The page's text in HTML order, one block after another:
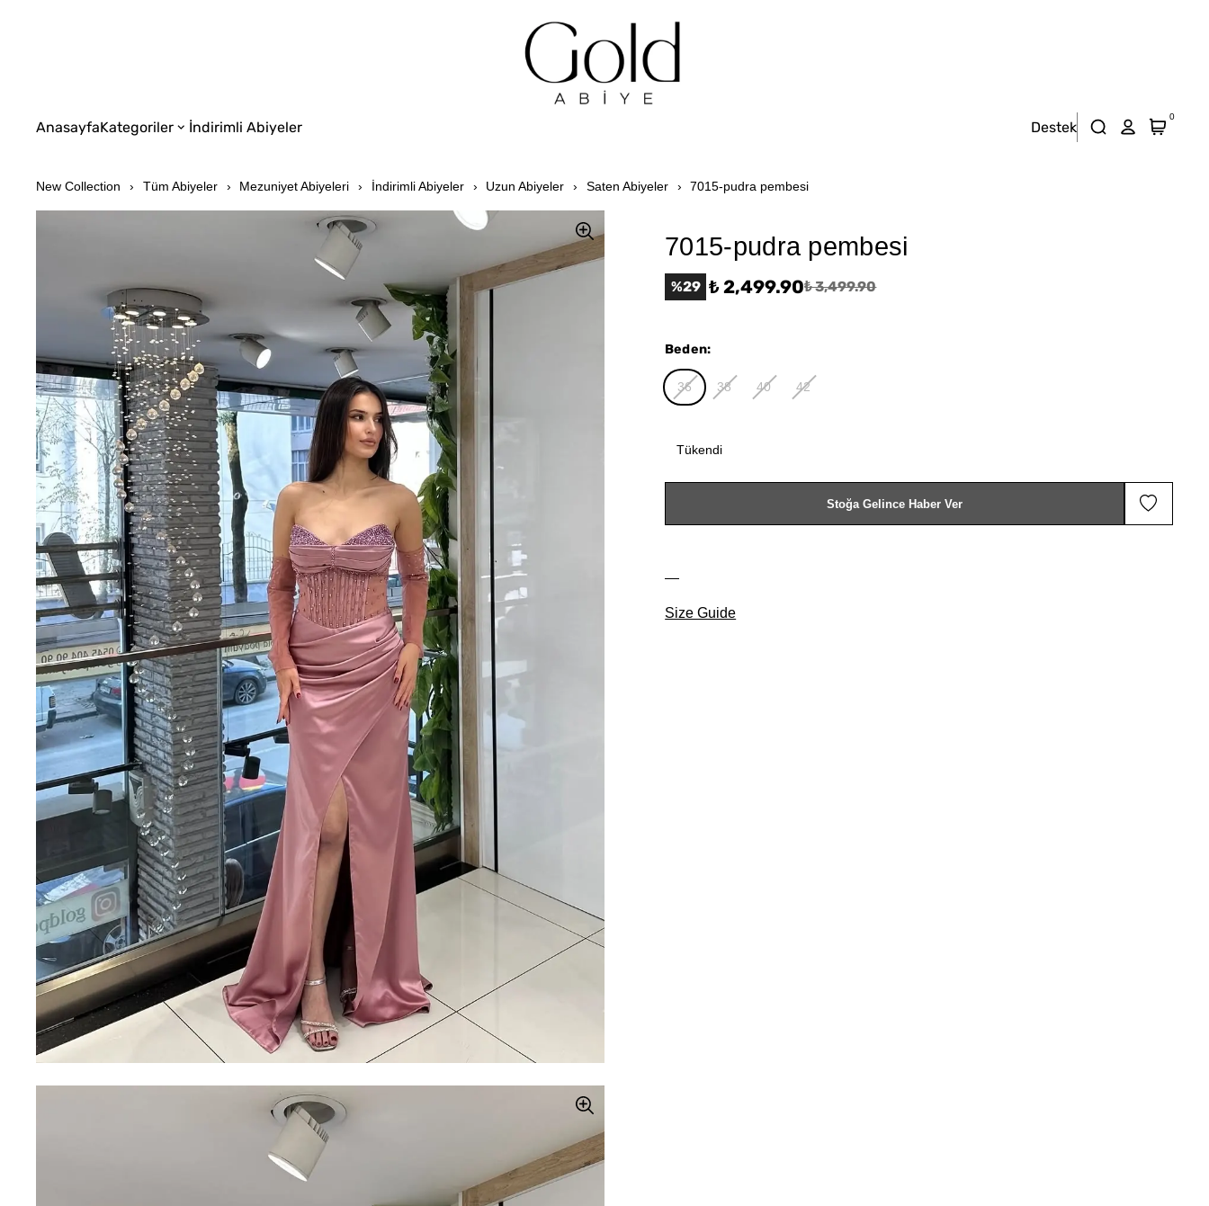
AnasayfaKategoriler İndirimli Abiyeler Destek
0
New Collection Tüm Abiyeler Mezuniyet Abiyeleri İndirimli Abiyeler Uzun Abiyeler Saten Abiyeler 7015-pudra pembesi
7015-pudra pembesi
%29 ₺ 2,499.90₺ 3,499.90
Size Guide
Beden:
36 38 40 42
Tükendi
Stoğa Gelince Haber Ver